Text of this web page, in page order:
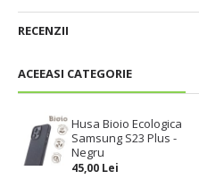
ACEEASI CATEGORIE
Husa Bioio Ecologica
Samsung S23 Plus -
Negru
45,00 Lei
RECENZII